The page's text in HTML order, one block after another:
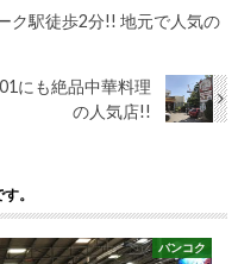
ク駅徒歩2分!! 地元で人気の
にも絶品中華料理
の人気店!!
。
バンコク